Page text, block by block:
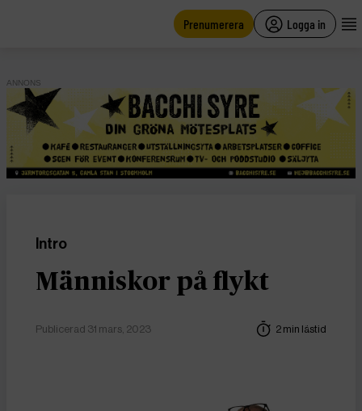
Prenumerera Logga in
ANNONS
Intro
Människor på flykt
Publicerad 31 mars, 2023 2 min lästid